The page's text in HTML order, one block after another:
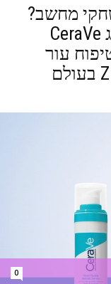
מחשב?
לוריאל ישראל בהובלת המותג CeraVe
עור
וטיפול בפצעונים עבור דור ה Z בעולם
0